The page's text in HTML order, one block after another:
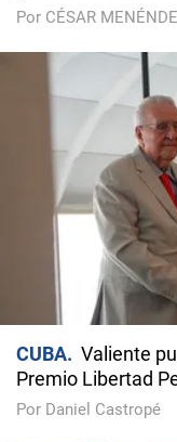
Por CÉSAR
CUBA
Valiente
Premio Libertad
Por Daniel Castropé